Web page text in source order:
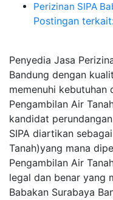
Perizinan SIPA
Postingan
Penyedia Jasa
Bandung dengan
memenuhi kebutuhan
Pengambilan Air
kandidat
SIPA diartikan
Tanah)yang mana
Pengambilan Air
legal dan benar yang
Babakan Surabaya